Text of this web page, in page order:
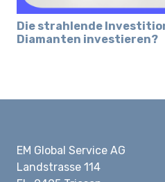
Die strahlende
Diamanten investieren?
EM Global Service AG
Landstrasse 114